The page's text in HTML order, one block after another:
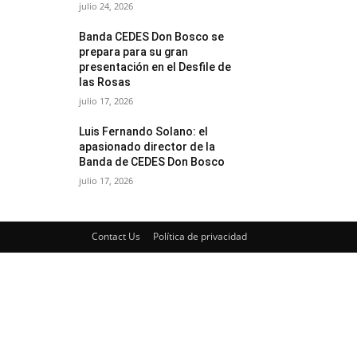
julio 24, 2026
Banda CEDES Don Bosco se
prepara para su gran
presentación en el Desfile de
las Rosas
julio 17, 2026
Luis Fernando Solano: el
apasionado director de la
Banda de CEDES Don Bosco
julio 17, 2026
Contact Us Política de privacidad